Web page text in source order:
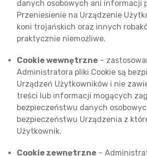
danych osobowych ani informacji
Przeniesienie na Urządzenie
koni trojańskich oraz innych
praktycznie niemożliwe.
Cookie wewnętrzne –
Administratora pliki Cookie są
Urządzeń Użytkowników i nie
treści lub informacji mogących
bezpieczeństwu danych
bezpieczeństwu Urządzenia z
Użytkownik.
Cookie zewnętrzne –